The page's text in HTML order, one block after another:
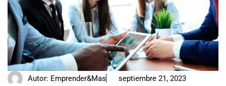
Autor: Emprender&Mas septiembre 21, 2023